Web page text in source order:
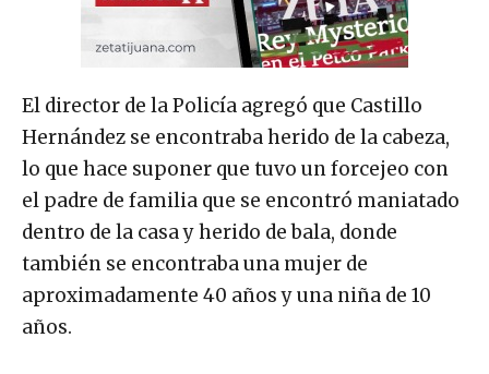
El director de la Policía agregó que Castillo
Hernández se encontraba herido de la cabeza,
lo que hace suponer que tuvo un forcejeo con
el padre de familia que se encontró maniatado
dentro de la casa y herido de bala, donde
también se encontraba una mujer de
aproximadamente 40 años y una niña de 10
años.